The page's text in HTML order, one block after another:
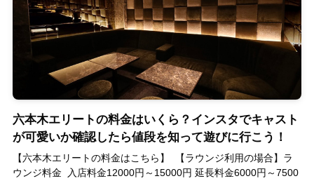
六本木エリートの料金はいくら？インスタでキャスト
が可愛いか確認したら値段を知って遊びに行こう！
【六本木エリートの料金はこちら】 【ラウンジ利用の場合】ラ
ウンジ料金 入店料金12000円～15000円 延長料金6000円～7500